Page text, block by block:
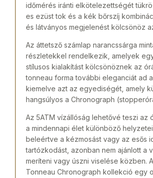
időmérés iránti elkötelezettségét
es ezüst tok és a kék bőrszíj
és látványos megjelenést kölcsönöz
Az áttetsző számlap narancssárga
részletekkel rendelkezik, amelyek
stílusos kialakítást kölcsönöznek az
tonneau forma további eleganciát ad
kiemelve azt az egyediségét, amely
hangsúlyos a Chronograph
Az 5ATM vízállóság lehetővé teszi az
a mindennapi élet különböző
beleértve a kézmosást vagy az esős
tartózkodást, azonban nem ajánlott a
meríteni vagy úszni viselése közben.
Tonneau Chronograph kollekció egy